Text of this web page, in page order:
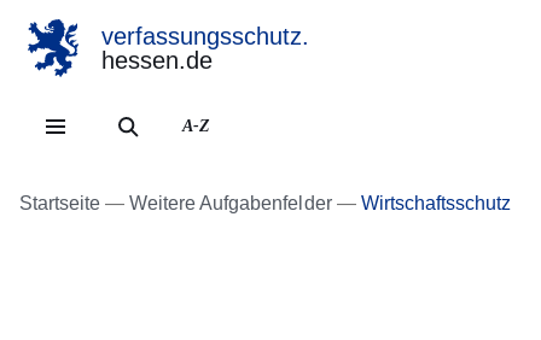
verfassungsschutz.
hessen.de
A-Z
Startseite Weitere Aufgabenfelder Wirtschaftsschutz